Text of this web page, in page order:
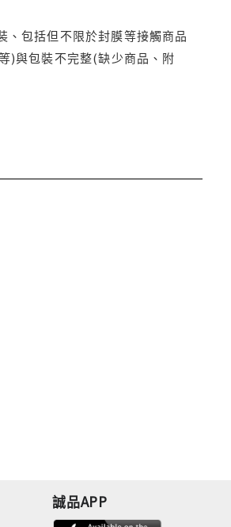
、包括但不限於封膜等接觸商品
)與包裝不完整(缺少商品、附
誠品APP